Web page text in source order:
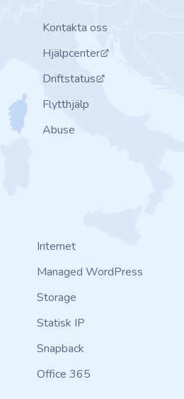
Kontakta oss
Hjälpcenter
Driftstatus
Flytthjälp
Abuse
Internet
Managed WordPress
Storage
Statisk IP
Snapback
Office 365